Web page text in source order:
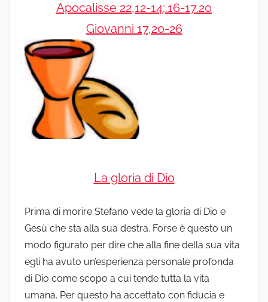
Apocalisse 22,12-14;.16-17.20
Giovanni 17,20-26
La gloria di Dio
Prima di morire Stefano vede la gloria di Dio e
Gesù che sta alla sua destra. Forse è questo un
modo figurato per dire che alla fine della sua vita
egli ha avuto un’esperienza personale profonda
di Dio come scopo a cui tende tutta la vita
umana. Per questo ha accettato con fiducia e